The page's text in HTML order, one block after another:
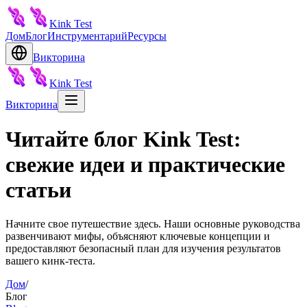
Kink Test
ДомБлогИнструментарийРесурсы
Викторина
Kink Test
Викторина
Читайте блог Kink Test:
свежие идеи и практические
статьи
Начните свое путешествие здесь. Наши основные руководства
развенчивают мифы, объясняют ключевые концепции и
предоставляют безопасный план для изучения результатов
вашего кинк-теста.
Дом/
Блог